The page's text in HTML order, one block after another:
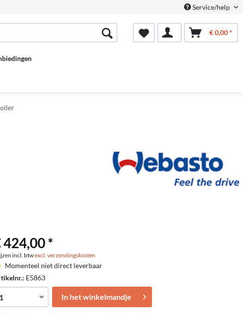
Service/help
€ 0,00 *
424,00 *
incl. btwexcl. verzendingskosten
Momenteel niet direct leverbaar
E5863
In het winkelmandje